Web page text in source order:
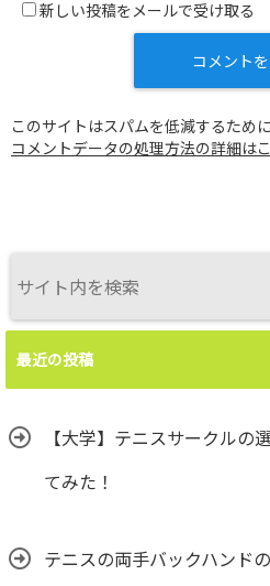
新しい投稿をメールで受け取る
このサイトはスパムを低減するため
コメントデータの処理方法の詳細は
最近の投稿
【大学】テニスサークルの
てみた！
テニスの両手バックハンド